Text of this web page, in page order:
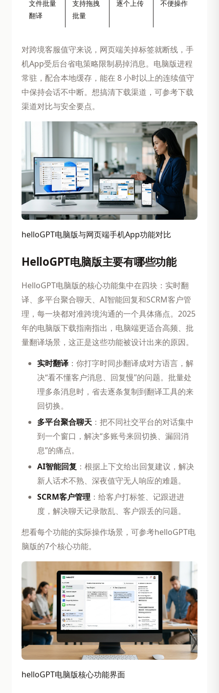
文件批量
翻译
支持拖拽
批量
逐个上传 不便操作
对跨境客服值守来说，网页端关掉标签就断线，手
机App受后台省电策略限制易掉消息。电脑版进程
常驻，配合本地缓存，能在 8 小时以上的连续值守
中保持会话不中断。想搞清下载渠道，可参考下载
渠道对比与安全要点。
helloGPT电脑版与网页端手机App功能对比
HelloGPT电脑版主要有哪些功能
HelloGPT电脑版的核心功能集中在四块：实时翻
译、多平台聚合聊天、AI智能回复和SCRM客户管
理，每一块都对准跨境沟通的一个具体痛点。2025
年的电脑版下载指南指出，电脑端更适合高频、批
量翻译场景，这正是这些功能被设计出来的原因。
实时翻译 ：你打字时同步翻译成对方语言，解
决“看不懂客户消息、回复慢”的问题。批量处
理多条消息时，省去逐条复制到翻译工具的来
回切换。
多平台聚合聊天 ：把不同社交平台的对话集中
到一个窗口，解决“多账号来回切换、漏回消
息”的痛点。
AI智能回复 ：根据上下文给出回复建议，解决
新人话术不熟、深夜值守无人响应的难题。
SCRM客户管理 ：给客户打标签、记跟进进
度，解决聊天记录散乱、客户跟丢的问题。
想看每个功能的实际操作场景，可参考helloGPT电
脑版的7个核心功能。
helloGPT电脑版核心功能界面